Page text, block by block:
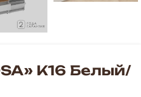
К16 Белый/